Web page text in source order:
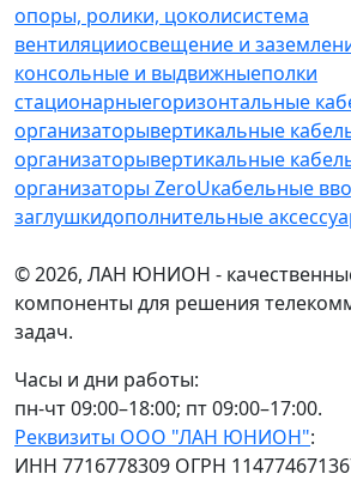
опоры, ролики, цоколиcистема
вентиляцииосвещение и
консольные и выдвижныеполки
стационарныегоризонтальные
организаторывертикальные
организаторывертикальные
организаторы ZeroUкабельные
заглушкидополнительные
© 2026, ЛАН ЮНИОН -
компоненты для решения
задач.
Часы и дни работы:
пн-чт 09:00–18:00; пт 09:00–17:00.
Реквизиты ООО "ЛАН ЮНИОН":
ИНН 7716778309 ОГРН